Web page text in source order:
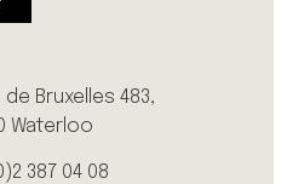
Bruxelles 483,
Waterloo
387 04 08